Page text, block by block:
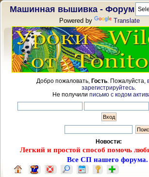
Машинная вышивка - Форум
Powered by Translate
Добро пожаловать, Гость. Пожалуйста,
зарегистрируйтесь
Не получили письмо с кодом
Новости:
Легкий и простой способ помочь
Все СП нашего форума.